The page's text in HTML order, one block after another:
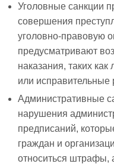
Уголовные санкции
совершения
уголовно-правовую
предусматривают
наказания, таких
или исправительные
Административные
нарушения
предписаний,
граждан и
относиться штрафы,